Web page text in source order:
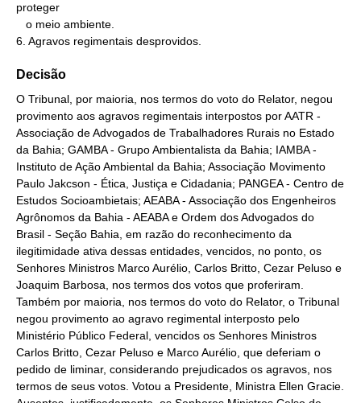
proteger
6. Agravos regimentais desprovidos.
Decisão
O Tribunal, por maioria, nos termos do voto do Relator, negou
provimento aos agravos regimentais interpostos por AATR -
Associação de Advogados de Trabalhadores Rurais no Estado
da Bahia; GAMBA - Grupo Ambientalista da Bahia; IAMBA -
Instituto de Ação Ambiental da Bahia; Associação Movimento
Paulo Jakcson - Ética, Justiça e Cidadania; PANGEA - Centro de
Estudos Socioambietais; AEABA - Associação dos Engenheiros
Agrônomos da Bahia - AEABA e Ordem dos Advogados do
Brasil - Seção Bahia, em razão do reconhecimento da
ilegitimidade ativa dessas entidades, vencidos, no ponto, os
Senhores Ministros Marco Aurélio, Carlos Britto, Cezar Peluso e
Joaquim Barbosa, nos termos dos votos que proferiram.
Também por maioria, nos termos do voto do Relator, o Tribunal
negou provimento ao agravo regimental interposto pelo
Ministério Público Federal, vencidos os Senhores Ministros
Carlos Britto, Cezar Peluso e Marco Aurélio, que deferiam o
pedido de liminar, considerando prejudicados os agravos, nos
termos de seus votos. Votou a Presidente, Ministra Ellen Gracie.